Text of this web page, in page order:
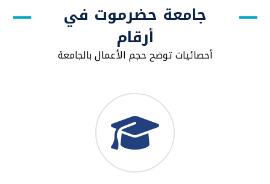
جامعة حضرموت في
أرقام
أحصائيات توضح حجم الأعمال بالجامعة